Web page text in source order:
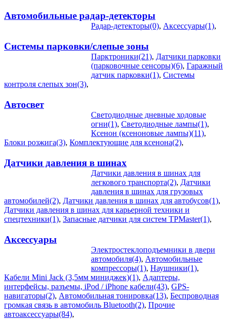
Автомобильные радар-детекторы
Радар-детекторы(0), Аксессуары(1),
Системы парковки/слепые зоны
Парктроники(21), Датчики парковки
(парковочные сенсоры)(6), Гаражный
датчик парковки(1), Системы
контроля слепых зон(3),
Автосвет
Светодиодные дневные ходовые
огни(1), Светодиодные лампы(1),
Ксенон (ксеноновые лампы)(11),
Блоки розжига(3), Комплектующие для ксенона(2),
Датчики давления в шинах
Датчики давления в шинах для
легкового транспорта(2), Датчики
давления в шинах для грузовых
автомобилей(2), Датчики давления в шинах для автобусов(1),
Датчики давления в шинах для карьерной техники и
спецтехники(1), Запасные датчики для систем TPMaster(1),
Аксессуары
Электростеклоподъемники в двери
автомобиля(4), Автомобильные
компрессоры(1), Наушники(1),
Кабели Mini Jack (3,5мм миниджек)(1), Адаптеры,
интерфейсы, разъемы, iPod / iPhone кабели(43), GPS-
навигаторы(2), Автомобильная тонировка(13), Беспроводная
громкая связь в автомобиль Bluetooth(2), Прочие
автоаксессуары(84),